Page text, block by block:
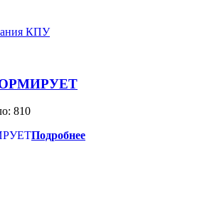
КПУ
810
Подробнее